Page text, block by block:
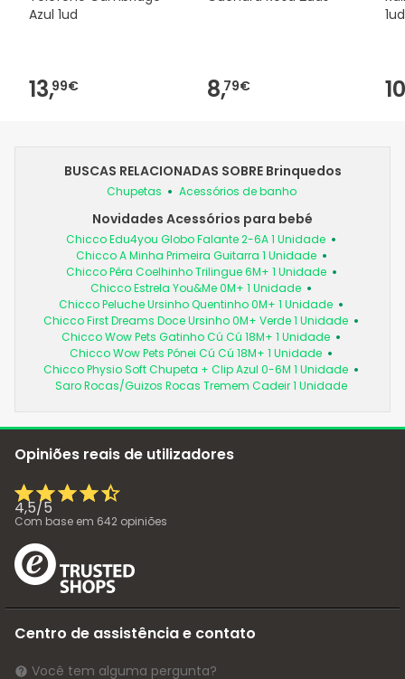
Azul 1ud
13,99€ 8,79€
1ud
BUSCAS RELACIONADAS SOBRE Brinquedos
Chupetas Acessórios de banho
Novidades Acessórios para bebé
Chicco Edu4you Globo Falante 2-6A 1 Unidade
Chicco A Minha Primeira Guitarra 1 Unidade
Chicco Pêra Coelhinho Trilingue 6M+ 1 Unidade
Chicco Estrela You&Me 0M+ 1 Unidade
Chicco Peluche Ursinho Quentinho 0M+ 1 Unidade
Chicco First Dreams Doce Ursinho 0M+ Verde 1 Unidade
Chicco Wow Pets Gatinho Cú Cú 18M+ 1 Unidade
Chicco Wow Pets Pónei Cú Cú 18M+ 1 Unidade
Chicco Physio Soft Chupeta + Clip Azul 0-6M 1 Unidade
Saro Rocas/Guizos Rocas Tremem Cadeir 1 Unidade
Opiniões reais de utilizadores
4,5/5
Com base em 642 opiniões
Centro de assistência e contato
Você tem alguma pergunta?